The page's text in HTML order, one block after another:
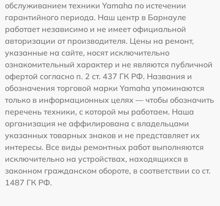
обслуживанием техники Yamaha по истечении
гарантийного периода. Наш центр в Барнауле
работает независимо и не имеет официальной
авторизации от производителя. Цены на ремонт,
указанные на сайте, носят исключительно
ознакомительный характер и не являются публичной
офертой согласно п. 2 ст. 437 ГК РФ. Названия и
обозначения торговой марки Yamaha упоминаются
только в информационных целях — чтобы обозначить
перечень техники, с которой мы работаем. Наша
организация не аффилирована с владельцами
указанных товарных знаков и не представляет их
интересы. Все виды ремонтных работ выполняются
исключительно на устройствах, находящихся в
законном гражданском обороте, в соответствии со ст.
1487 ГК РФ.